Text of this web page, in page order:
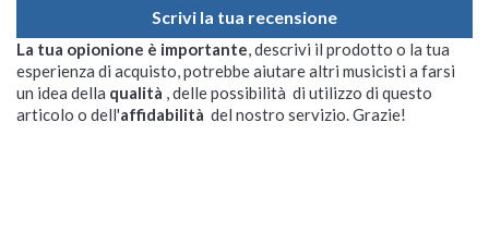
Scrivi la tua recensione
La tua opionione è importante, descrivi il prodotto o la tua
esperienza di acquisto, potrebbe aiutare altri musicisti a farsi
un idea della qualità , delle possibilità di utilizzo di questo
articolo o dell'affidabilità del nostro servizio. Grazie!